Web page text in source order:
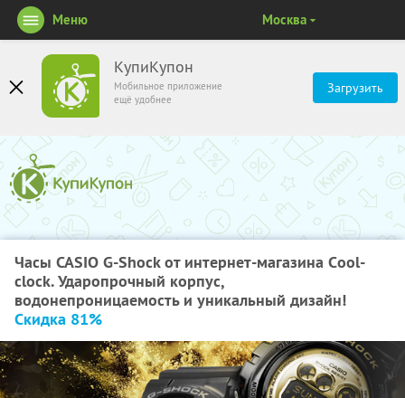
КупиКупон
Мобильное приложение
ещё удобнее
Загрузить
Меню Москва
Часы CASIO G-Shock от интернет-магазина Сool-
clock. Ударопрочный корпус,
водонепроницаемость и уникальный дизайн!
Скидка 81%